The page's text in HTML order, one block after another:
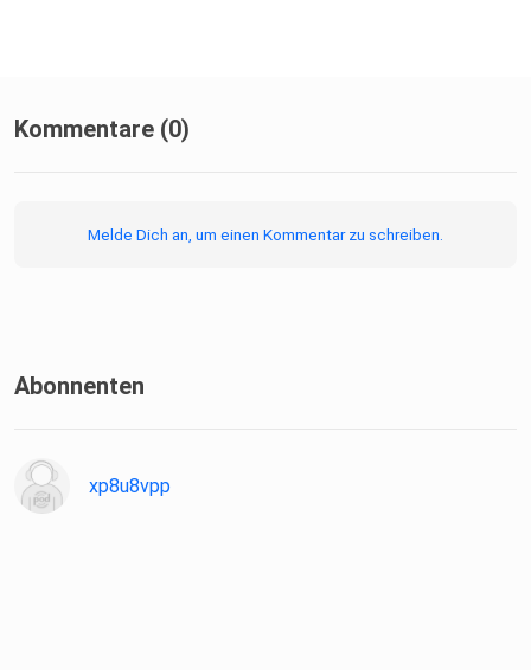
Kommentare (0)
Melde Dich an, um einen Kommentar zu schreiben.
Abonnenten
xp8u8vpp